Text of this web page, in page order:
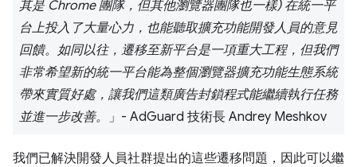
其是 Chrome 團隊，但其他瀏覽器團隊也一樣) 在統一平
台上投入了大量心力，也能聽取擴充功能開發人員的意見
回饋。如同以往，遷移至新平台是一項重大工程，但我們
非常希望新的統一平台能為整個瀏覽器擴充功能生態系統
帶來實質好處，讓我們這類廣告封鎖程式能繼續執行任務
並進一步改善。 」- AdGuard 技術長 Andrey Meshkov
我們已解決開發人員社群提出的這些遷移問題，因此可以繼